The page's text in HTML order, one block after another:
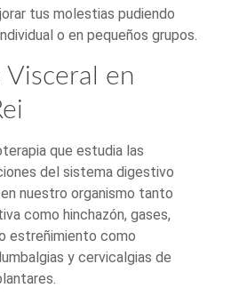
tus molestias pudiendo
o en pequeños grupos.
Visceral en
que estudia las
del sistema digestivo
nuestro organismo tanto
como hinchazón, gases,
estreñimiento como
y cervicalgias de